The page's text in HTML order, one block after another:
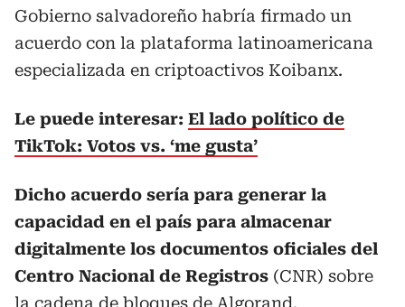
Gobierno salvadoreño habría firmado un
acuerdo con la plataforma latinoamericana
especializada en criptoactivos Koibanx.
Le puede interesar: El lado político de
TikTok: Votos vs. ‘me gusta’
Dicho acuerdo sería para generar la
capacidad en el país para almacenar
digitalmente los documentos oficiales del
Centro Nacional de Registros (CNR) sobre
la cadena de bloques de Algorand.